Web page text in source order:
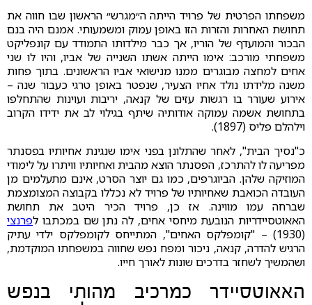
משפחתו הפרטית של פרויד הייתה ה״מגרש״ הראשון שבו חווה את
תחושת האחרות והזרות הזו באופן עמוק ומשמעותי. אמנם היה בנם
הבכור והמועדף של הוריו, אך כבר מילדותו התמודד עם קונפליקט
משפחתי מורכב: אימו הייתה אשתו השנייה של אביו, והיו לו שני
אחים למחצה מבוגרים ממנו מנישואי אביו הראשונים. בתוך פחות
משנה מלידתו נולד אחיו הצעיר, שנפטר באופן טרגי כעבור שנה –
אירוע שעורר בו רגשות עזים של קנאה, יריבות ועוינות שהתחלפו
בתחושת אשמה עמוקה אודותיה שיתף בגילוי לב את ידידו הקרוב
וילהלם פליס (1897).
כ"נסיך הבית", לאחר שהתלונן בפני אימו שנגינת אחיותיו בפסנתר
מפריעה לו להתרכז, הפסנתר הוצא מהבית ואחיותיו וויתרו על לימודי
המוזיקה שלהן. הביוגרפים, כמו גם יוצר הסרט, אינם מתעלמים מן
העובדה הכואבת שאחיותיו של פרויד לא נכללו בקבוצה המצומצמת
שברחה עמו מווינה. אז כן, פרויד הכיר היטב את תחושת
האאוטסיידריות הנובעת מיחסי אחים, לה נתן שם במכתבו לפרנצי
(1930) – "קומפלקס האחים", המתייחס לקומפלקס ילדי עתיק
הרגיש להדרה, קנאה, ניכור ומפח נפש שחווה במשפחתו המוקדמת,
ושהמשיך לשחזר בדרכים שונות לאורך חייו.
האאוטסיידר כמרכיב מהותי בנפש